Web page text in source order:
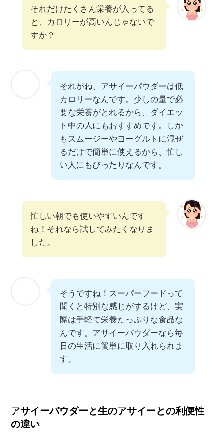
それだけたくさん栄養が入ってる
と、カロリーが高いんじゃないで
すか？
それがね、アサイーパウダーは低
カロリーなんです。少しの量で必
要な栄養がとれるから、ダイエッ
ト中の人にもおすすめです。しか
もスムージーやヨーグルトに混ぜ
るだけで簡単に使えるから、忙し
い人にもぴったりなんです。
忙しい朝でも使いやすいんです
ね！それなら試してみたくなりま
した。
そうですね！スーパーフードって
聞くと特別な感じがするけど、実
際は手軽で栄養たっぷりな食品な
んです。アサイーパウダーなら毎
日の生活に簡単に取り入れられま
す。
アサイーパウダーと生のアサイーとの利便性
の違い